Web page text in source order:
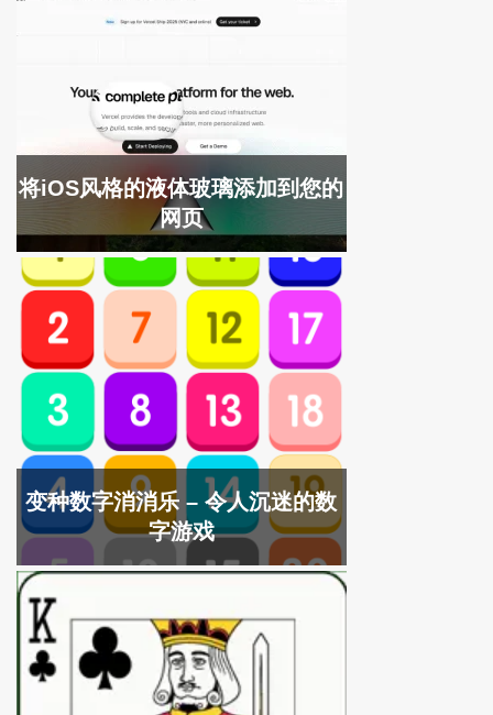
将iOS风格的液体玻璃添加到您的
网页
变种数字消消乐 – 令人沉迷的数
字游戏